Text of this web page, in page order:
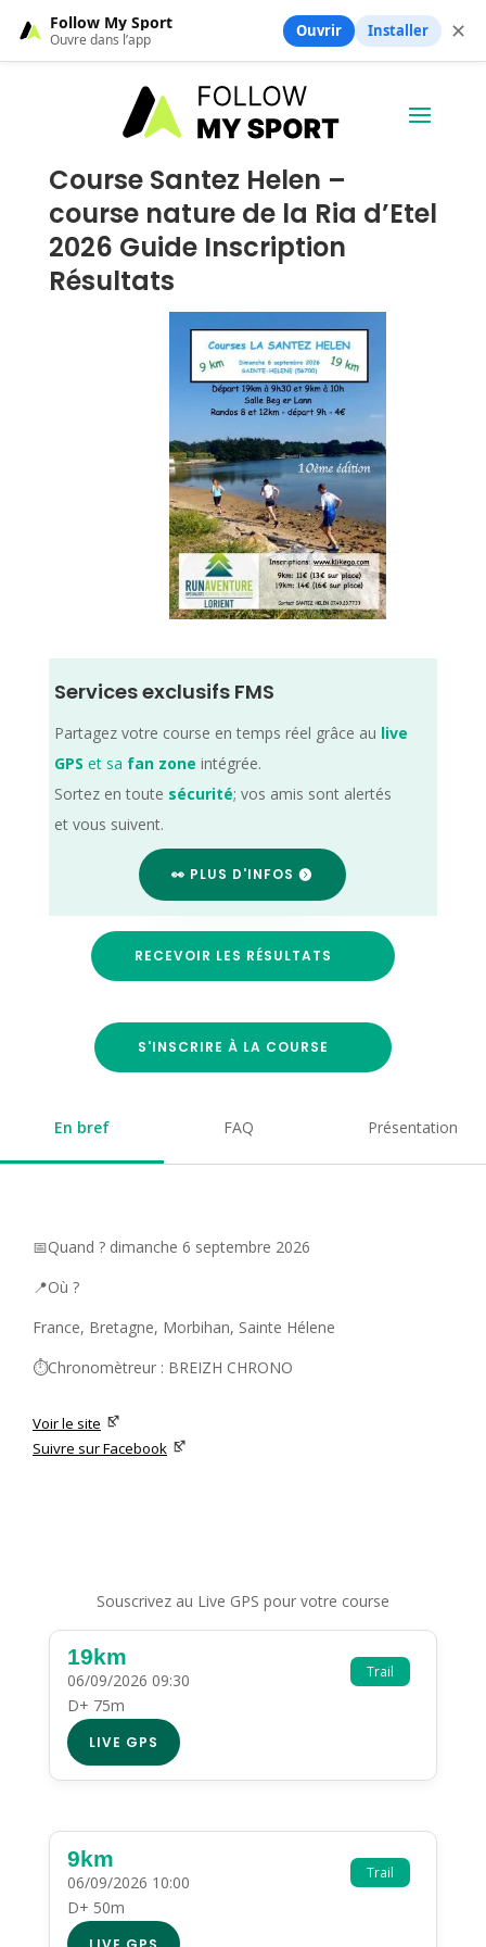
Course Santez Helen –
course nature de la Ria d’Etel
2026 Guide Inscription
Résultats
Services exclusifs FMS
Partagez votre course en temps réel grâce au live
GPS et sa fan zone intégrée.
Sortez en toute sécurité; vos amis sont alertés
et vous suivent.
👀 PLUS D'INFOS
RECEVOIR LES RÉSULTATS
S'INSCRIRE À LA COURSE
En bref FAQ Présentation
📅Quand ? dimanche 6 septembre 2026
📍Où ?
France, Bretagne, Morbihan, Sainte Hélene
⏱️Chronomètreur : BREIZH CHRONO
Voir le site
Suivre sur Facebook
Souscrivez au Live GPS pour votre course
Trail
19km
06/09/2026 09:30
D+ 75m
LIVE GPS
Trail
9km
06/09/2026 10:00
D+ 50m
Follow My Sport
Ouvre dans l’app Ouvrir Installer ✕